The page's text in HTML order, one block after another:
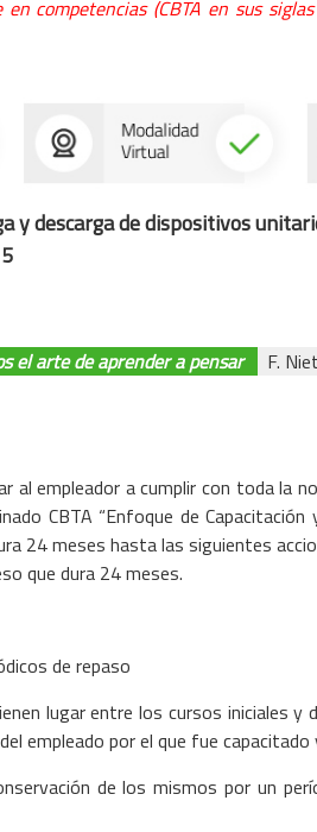
competencias (CBTA en sus
ydescarga de dispositivos
el arte de aprender a pensar F.
al empleador a cumplir con toda la
CBTA “Enfoque de
24 meses hasta las siguientes
que dura 24 meses.
de repaso
lugar entre los cursos iniciales y
empleado por el que fue capacitado
de los mismos por un